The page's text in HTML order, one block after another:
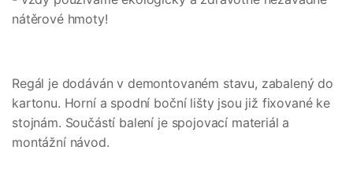
nátěrové hmoty!
Regál je dodáván v demontovaném stavu, zabalený do
kartonu. Horní a spodní boční lišty jsou již fixované ke
stojnám. Součástí balení je spojovací materiál a
montážní návod.